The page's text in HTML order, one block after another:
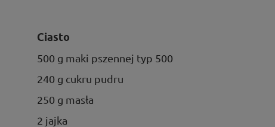
Ciasto
500 g maki pszennej typ 500
240 g cukru pudru
250 g masła
2 jajka